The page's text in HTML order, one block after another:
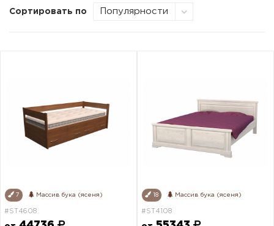
Сортировать по
7 Массив бука (ясеня)
#ST4608
18 Массив бука (ясеня)
#ST4108